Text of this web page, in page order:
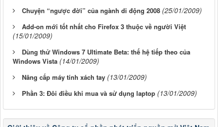
Chuyện “ngược đời” của ngành di động 2008 (25/01/2009)
Add-on mới tốt nhất cho Firefox 3 thuộc về người Việt
(15/01/2009)
Dùng thử Windows 7 Ultimate Beta: thế hệ tiếp theo của
Windows Vista (14/01/2009)
Nâng cấp máy tính xách tay (13/01/2009)
Phần 3: Đôi điều khi mua và sử dụng laptop (13/01/2009)